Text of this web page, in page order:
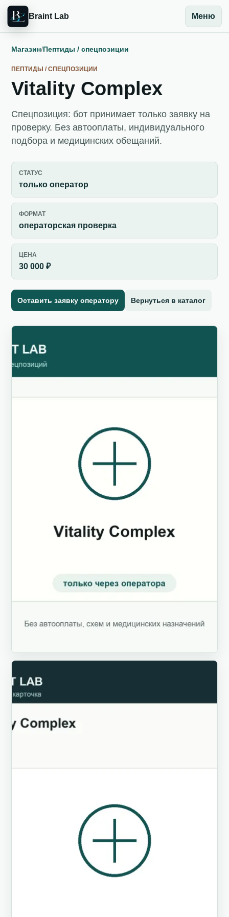
Braint Lab Меню
Магазин/Пептиды / спецпозиции
ПЕПТИДЫ / СПЕЦПОЗИЦИИ
Vitality Complex
Спецпозиция: бот принимает только заявку на
проверку. Без автооплаты, индивидуального
подбора и медицинских обещаний.
СТАТУС
только оператор
ФОРМАТ
операторская проверка
ЦЕНА
30 000 ₽
Оставить заявку оператору Вернуться в каталог